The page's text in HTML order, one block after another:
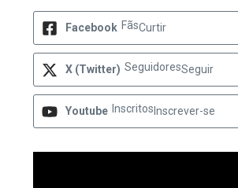
Facebook FãsCurtir
X (Twitter) SeguidoresSeguir
Youtube Inscritos Inscrever-se